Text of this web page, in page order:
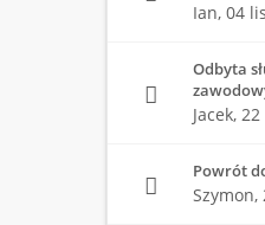
Ian, 04
Odbyta
Jacek, 22
Powrót
Szymon,